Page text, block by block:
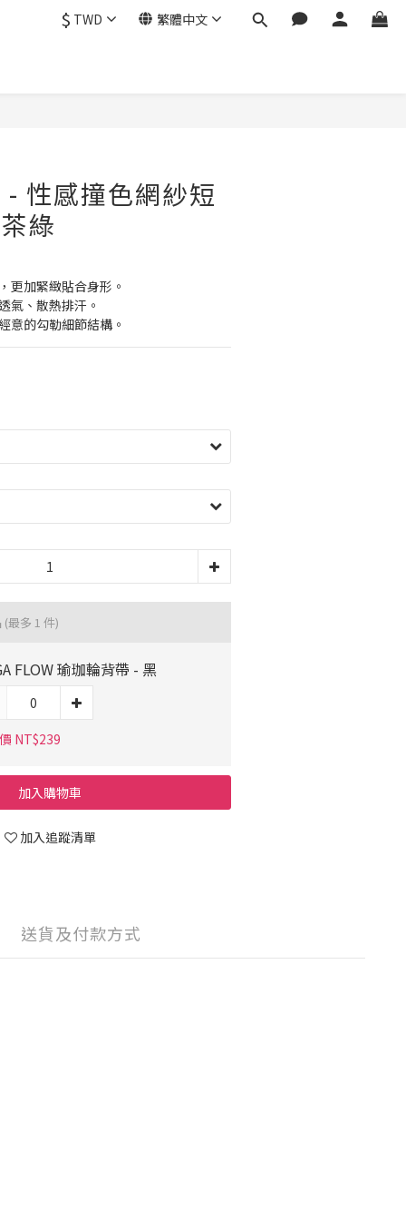
$ TWD 繁體中文
性感撞色網紗短
綠
更加緊緻貼合身形。
氣、散熱排汗。
意的勾勒細節結構。
(最多 1 件)
FLOW 瑜珈輪背帶 - 黑
NT$239
加入購物車
加入追蹤清單
送貨及付款方式